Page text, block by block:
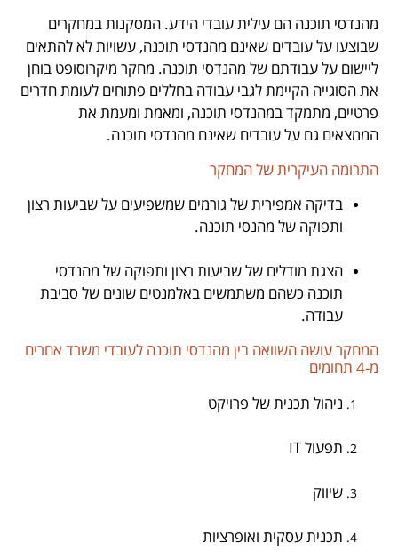
מהנדסי תוכנה הם עילית עובדי הידע. המסקנות במחקרים
שבוצעו על עובדים שאינם מהנדסי תוכנה, עשויות לא להתאים
ליישום על עבודתם של מהנדסי תוכנה. מחקר מיקרוסופט בוחן
את הסוגייה הקיימת לגבי עבודה בחללים פתוחים לעומת חדרים
פרטיים, מתמקד במהנדסי תוכנה, ומאמת ומעמת את
הממצאים גם על עובדים שאינם מהנדסי תוכנה.
התרומה העיקרית של המחקר
בדיקה אמפירית של גורמים שמשפיעים על שביעות רצון
ותפוקה של מהנסי תוכנה.
הצגת מודלים של שביעות רצון ותפוקה של מהנדסי
תוכנה כשהם משתמשים באלמנטים שונים של סביבת
עבודה.
המחקר עושה השוואה בין מהנדסי תוכנה לעובדי משרד אחרים
מ-4 תחומים
ניהול תכנית של פרויקט
תפעול IT
שיווק
תכנית עסקית ואופרציות